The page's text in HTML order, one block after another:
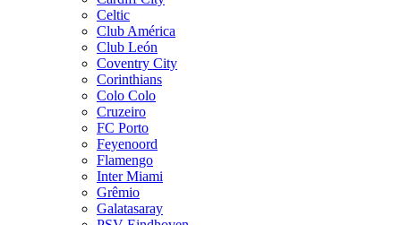
Celtic
Club América
Club León
Coventry City
Corinthians
Colo Colo
Cruzeiro
FC Porto
Feyenoord
Flamengo
Inter Miami
Grêmio
Galatasaray